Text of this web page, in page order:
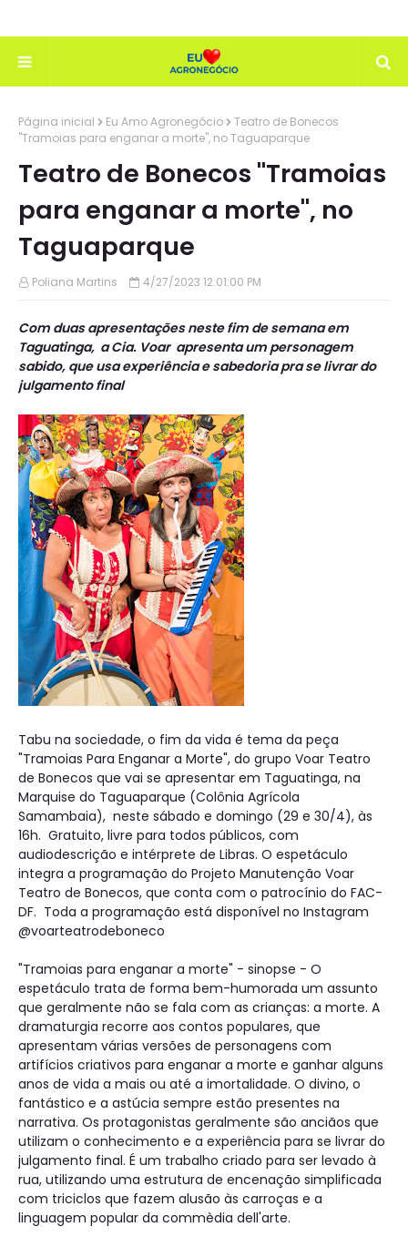
Página inicial Eu Amo Agronegócio
Teatro de Bonecos
"Tramoias para enganar a morte", no Taguaparque
Teatro de Bonecos "Tramoias
para enganar a morte", no
Taguaparque
Poliana Martins 4/27/2023 12:01:00 PM
Com duas apresentações neste fim de semana em
Taguatinga, a Cia. Voar apresenta um personagem
sabido, que usa experiência e sabedoria pra se livrar do
julgamento final
Tabu na sociedade, o fim da vida é tema da peça
"Tramoias Para Enganar a Morte", do grupo Voar Teatro
de Bonecos que vai se apresentar em Taguatinga, na
Marquise do Taguaparque (Colônia Agrícola
Samambaia), neste sábado e domingo (29 e 30/4), às
16h. Gratuito, livre para todos públicos, com
audiodescrição e intérprete de Libras. O espetáculo
integra a programação do Projeto Manutenção Voar
Teatro de Bonecos, que conta com o patrocínio do FAC-
DF. Toda a programação está disponível no Instagram
@voarteatrodeboneco
"Tramoias para enganar a morte" - sinopse - O
espetáculo trata de forma bem-humorada um assunto
que geralmente não se fala com as crianças: a morte. A
dramaturgia recorre aos contos populares, que
apresentam várias versões de personagens com
artifícios criativos para enganar a morte e ganhar alguns
anos de vida a mais ou até a imortalidade. O divino, o
fantástico e a astúcia sempre estão presentes na
narrativa. Os protagonistas geralmente são anciãos que
utilizam o conhecimento e a experiência para se livrar do
julgamento final. É um trabalho criado para ser levado à
rua, utilizando uma estrutura de encenação simplificada
com triciclos que fazem alusão às carroças e a
linguagem popular da commèdia dell'arte.